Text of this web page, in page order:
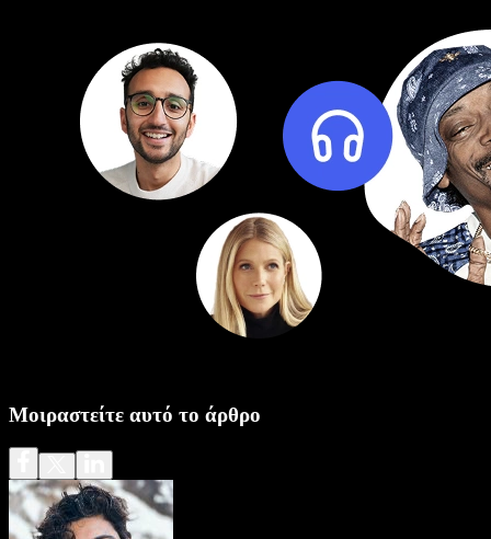
Μοιραστείτε αυτό το άρθρο